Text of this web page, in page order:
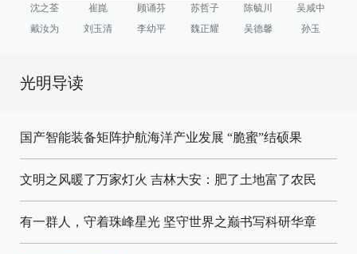
沈之荃 崔崑 顾诵芬 苏哲子 陈毓川
吴咸中
戴汝为
刘玉清 李幼平 魏正耀 吴德馨 孙玉
光明导读
国产智能装备矩阵护航海洋产业发展 “脆蜜”结硕果
文明之风暖了万家灯火 吉林大安：肥了土地富了农民
有一群人，守着珠峰星光 坚守世界之巅书写科研华章